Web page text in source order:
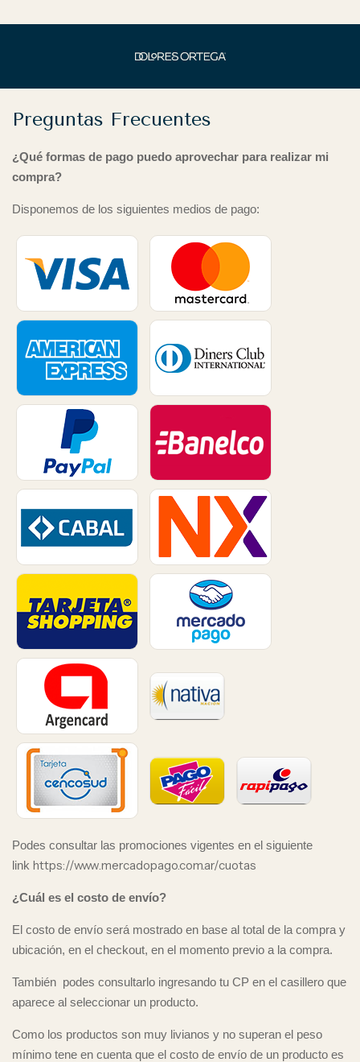
Preguntas Frecuentes
¿Qué formas de pago puedo aprovechar para realizar mi
compra?
Disponemos de los siguientes medios de pago:
Podes consultar las promociones vigentes en el siguiente
link https://www.mercadopago.com.ar/cuotas
¿Cuál es el costo de envío?
El costo de envío será mostrado en base al total de la compra y
ubicación, en el checkout, en el momento previo a la compra.
También podes consultarlo ingresando tu CP en el casillero que
aparece al seleccionar un producto.
Como los productos son muy livianos y no superan el peso
mínimo tene en cuenta que el costo de envío de un producto es